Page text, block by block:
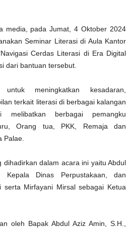
media, pada Jumat, 4 Oktober 2024
Seminar Literasi di Aula Kantor
Cerdas Literasi di Era Digital
dari bantuan tersebut.
meningkatkan kesadaran,
terkait literasi di berbagai kalangan
melibatkan berbagai pemangku
Orang tua, PKK, Remaja dan
Palae.
dihadirkan dalam acara ini yaitu Abdul
Dinas Perpustakaan, dan
serta Mirfayani Mirsal sebagai Ketua
oleh Bapak Abdul Aziz Amin, S.H.,